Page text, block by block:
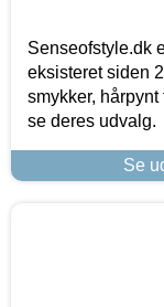
Senseofstyle.dk
eksisteret siden
smykker,
se deres udvalg.
Se